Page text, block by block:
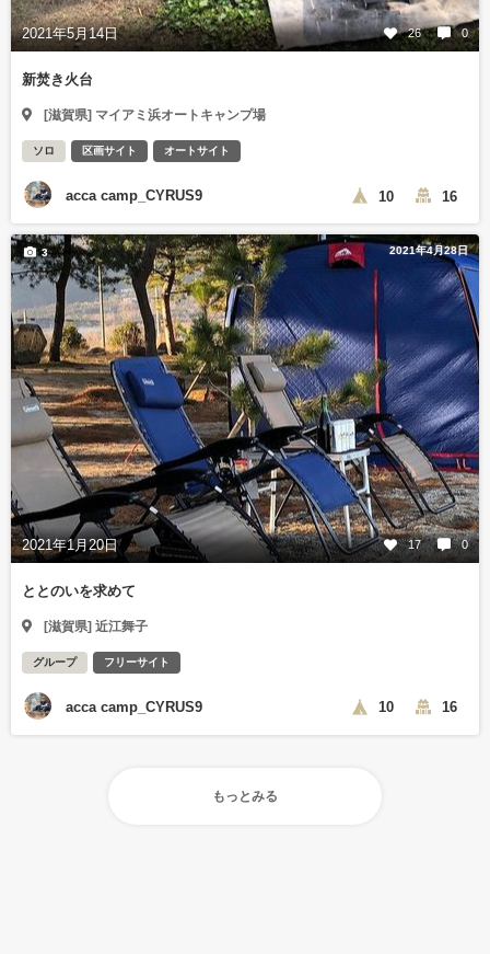
2021年5月14日 26 0
新焚き火台
[滋賀県] マイアミ浜オートキャンプ場
ソロ 区画サイト オートサイト
acca camp_CYRUS9 10 16
2021年4月28日
2021年1月20日 17 0
3
ととのいを求めて
[滋賀県] 近江舞子
グループ フリーサイト
acca camp_CYRUS9 10 16
もっとみる